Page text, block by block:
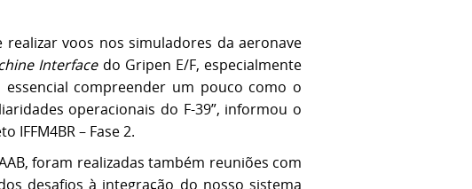
realizar voos nos simuladores da aeronave
Interfacedo Gripen E/F, especialmente
compreender um pouco como o
operacionais do F-39”, informou o
IFFM4BR – Fase 2.
foram realizadas também reuniões com
desafios à integração do nosso sistema